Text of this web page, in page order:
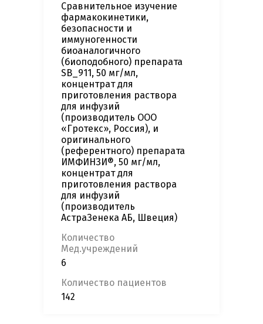
Сравнительное изучение
фармакокинетики,
безопасности и
иммуногенности
биоаналогичного
(биоподобного) препарата
SB_911, 50 мг/мл,
концентрат для
приготовления раствора
для инфузий
(производитель ООО
«Гротекс», Россия), и
оригинального
(референтного) препарата
ИМФИНЗИ®, 50 мг/мл,
концентрат для
приготовления раствора
для инфузий
(производитель
АстраЗенека АБ, Швеция)
Количество
Мед.учреждений
6
Количество пациентов
142